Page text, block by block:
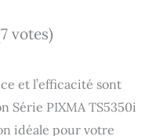
votes)
et l’efficacité sont
Série PIXMA TS5350i
idéale pour votre